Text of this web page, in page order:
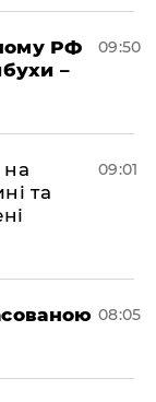
РФ
–
09:50
на
та
09:01
08:05